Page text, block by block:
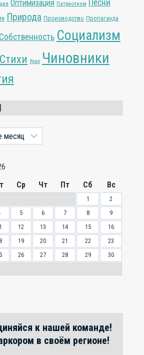
Оптимизация Патриотизм Песни
Природа Производство Пропаганда
Собственность Социализм
Стихи Урал Чиновники
Ср Чт Пт Сб Вс
1
2
5 6 7 8
9
12 13 14 15
16
19 20 21 22
23
26 27 28 29
30
к нашей команде!
в своём регионе!